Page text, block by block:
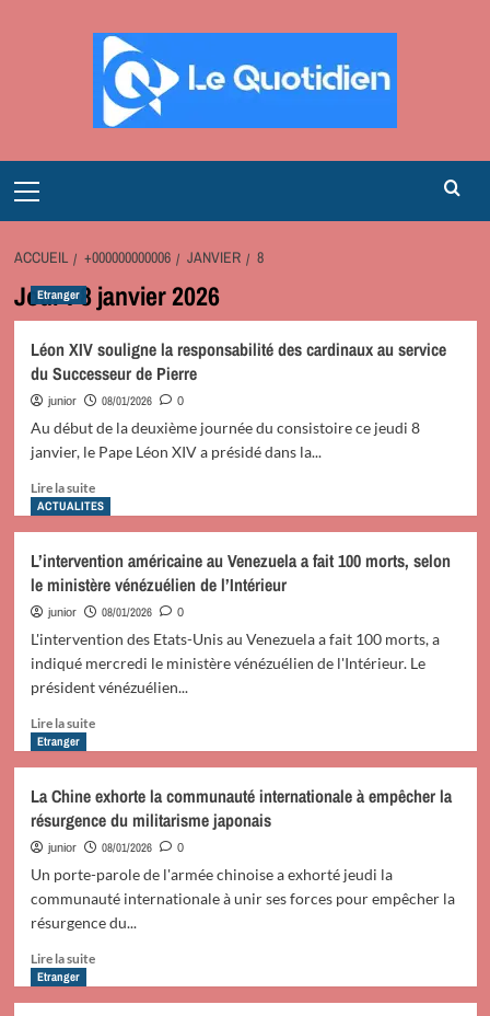
Menu
ACCUEIL +000000000006 JANVIER 8
Jour :8 janvier 2026
Etranger
Léon XIV souligne la responsabilité des cardinaux au service
du Successeur de Pierre
junior 08/01/2026 0
Au début de la deuxième journée du consistoire ce jeudi 8
janvier, le Pape Léon XIV a présidé dans la...
Lire la suiteEn
savoir
Léon
XIV
souligne
la
des
cardinaux
du
de
Pierre
ACTUALITES
L’intervention américaine au Venezuela a fait 100 morts, selon
le ministère vénézuélien de l’Intérieur
junior 08/01/2026 0
L'intervention des Etats-Unis au Venezuela a fait 100 morts, a
indiqué mercredi le ministère vénézuélien de l'Intérieur. Le
président vénézuélien...
Lire la suiteEn
L’intervention
américaine
au
Venezuela
a
fait
100
le
Etranger
La Chine exhorte la communauté internationale à empêcher la
résurgence du militarisme japonais
junior 08/01/2026 0
Un porte-parole de l'armée chinoise a exhorté jeudi la
communauté internationale à unir ses forces pour empêcher la
résurgence du...
Lire la suiteEn
Etranger